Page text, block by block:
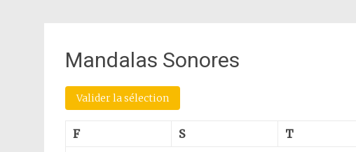
Mandalas Sonores
Valider la sélection
F S T